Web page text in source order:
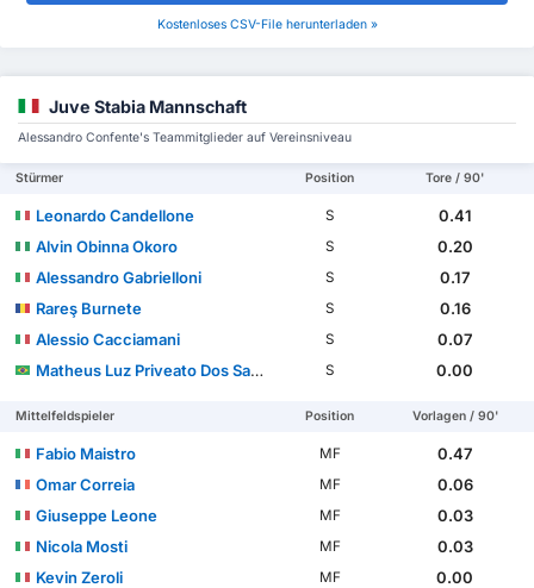
Kostenloses CSV-File herunterladen »
Juve Stabia Mannschaft
Alessandro Confente's Teammitglieder auf Vereinsniveau
Stürmer Position Tore / 90'
Leonardo Candellone S
0.41
Alvin Obinna Okoro
S
0.20
Alessandro Gabrielloni
S
0.17
Rareş Burnete
S
0.16
Alessio Cacciamani
S
0.07
Matheus Luz Priveato Dos Santos
S 0.00
Mittelfeldspieler Position Vorlagen / 90'
Fabio Maistro MF
0.47
Omar Correia
MF
0.06
Giuseppe Leone
MF
0.03
Nicola Mosti
MF
0.03
Kevin Zeroli
MF
0.00